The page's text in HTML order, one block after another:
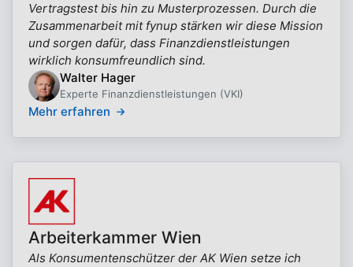
Vertragstest bis hin zu Musterprozessen. Durch die
Zusammenarbeit mit fynup stärken wir diese Mission
und sorgen dafür, dass Finanzdienstleistungen
wirklich konsumfreundlich sind.
Walter Hager
Experte Finanzdienstleistungen (VKI)
Mehr erfahren
Arbeiterkammer Wien
Als Konsumentenschützer der AK Wien setze ich